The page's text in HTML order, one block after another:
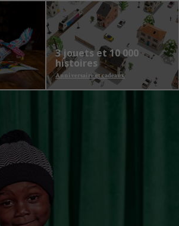
3 jouets et 10 000
histoires
Anniversaire et cadeaux